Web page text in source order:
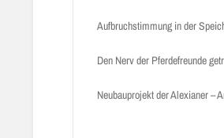
Aufbruchstimmung in der
Den Nerv der Pferdefreunde
Neubauprojekt der Alexianer –